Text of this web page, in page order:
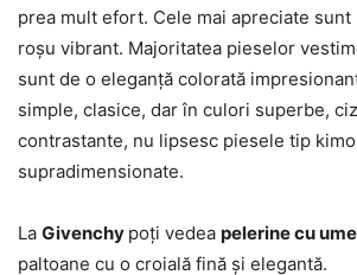
prea mult efort. Cele mai apreciate
roșu vibrant. Majoritatea pieselor
sunt de o eleganță colorată
simple, clasice, dar în culori superbe,
contrastante, nu lipsesc piesele tip
supradimensionate.
La Givenchy poți vedea pelerine cu
paltoane cu o croială fină și elegantă.